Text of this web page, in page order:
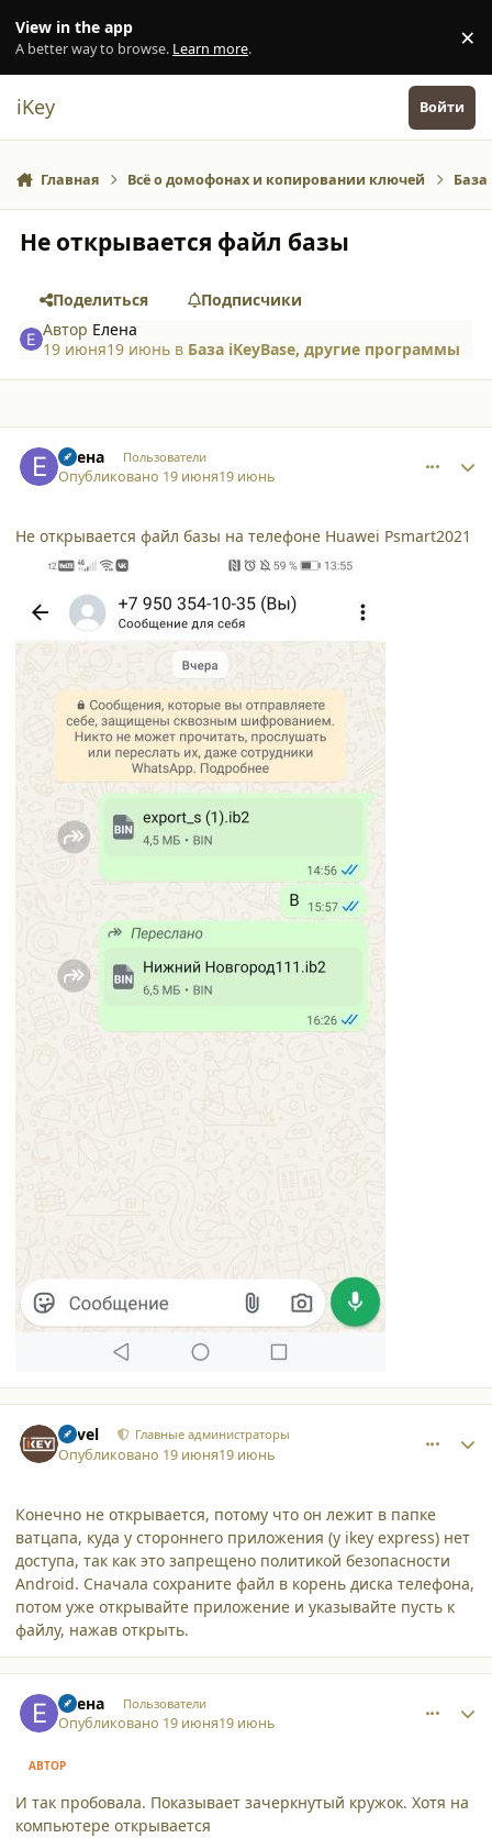
View in the app
A better way to browse. Learn more. ×
iKey Войти
Главная Всё о домофонах и копировании ключей
Не открывается файл базы
Поделиться
Подписчики
Автор Елена
19 июня19 июнь в База iKeyBase, другие программы
Елена Пользователи
Опубликовано 19 июня19 июнь
Не открывается файл базы на телефоне Huawei Psmart2021
Pavel Главные администраторы
Опубликовано 19 июня19 июнь
Конечно не открывается, потому что он лежит в папке
ватцапа, куда у стороннего приложения (у ikey express) нет
доступа, так как это запрещено политикой безопасности
Android. Сначала сохраните файл в корень диска телефона,
потом уже открывайте приложение и указывайте пусть к
файлу, нажав открыть.
Елена Пользователи
Опубликовано 19 июня19 июнь
АВТОР
И так пробовала. Показывает зачеркнутый кружок. Хотя на
компьютере открывается